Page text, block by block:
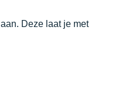
aan. Deze laat je met